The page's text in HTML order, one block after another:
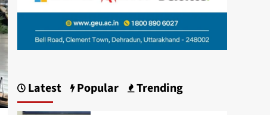
Latest Popular Trending